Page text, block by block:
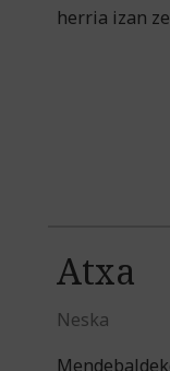
herria izan
Atxa
Neska